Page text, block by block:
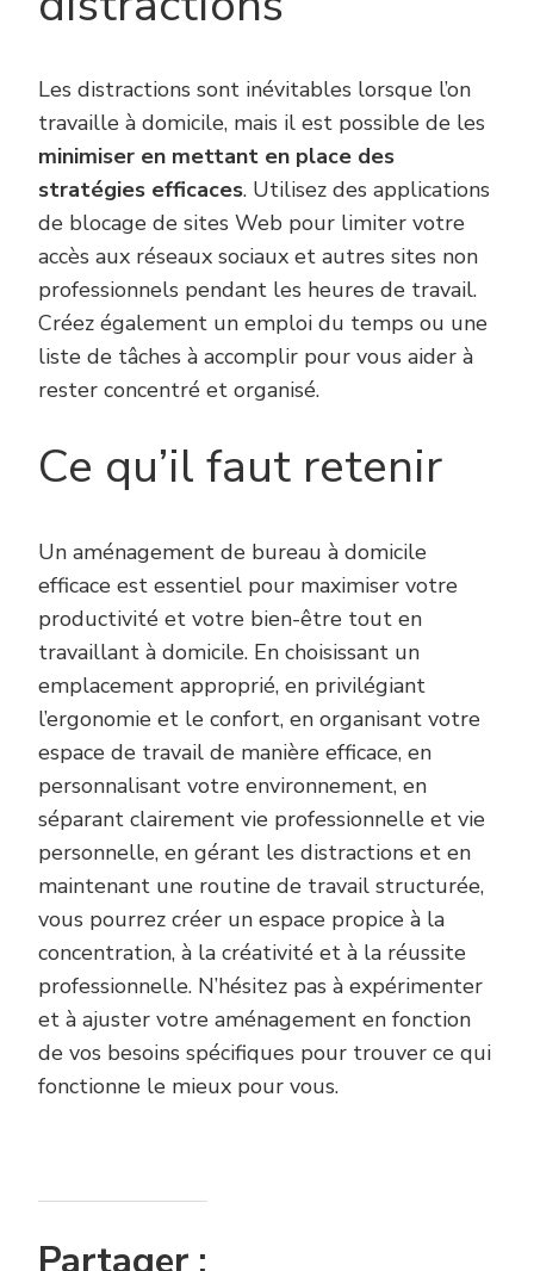
Les distractions sont inévitables lorsque l’on
travaille à domicile, mais il est possible de les
minimiser en mettant en place des
stratégies efficaces. Utilisez des applications
de blocage de sites Web pour limiter votre
accès aux réseaux sociaux et autres sites non
professionnels pendant les heures de travail.
Créez également un emploi du temps ou une
liste de tâches à accomplir pour vous aider à
rester concentré et organisé.
Ce qu’il faut retenir
Un aménagement de bureau à domicile
efficace est essentiel pour maximiser votre
productivité et votre bien-être tout en
travaillant à domicile. En choisissant un
emplacement approprié, en privilégiant
l’ergonomie et le confort, en organisant votre
espace de travail de manière efficace, en
personnalisant votre environnement, en
séparant clairement vie professionnelle et vie
personnelle, en gérant les distractions et en
maintenant une routine de travail structurée,
vous pourrez créer un espace propice à la
concentration, à la créativité et à la réussite
professionnelle. N’hésitez pas à expérimenter
et à ajuster votre aménagement en fonction
de vos besoins spécifiques pour trouver ce qui
fonctionne le mieux pour vous.